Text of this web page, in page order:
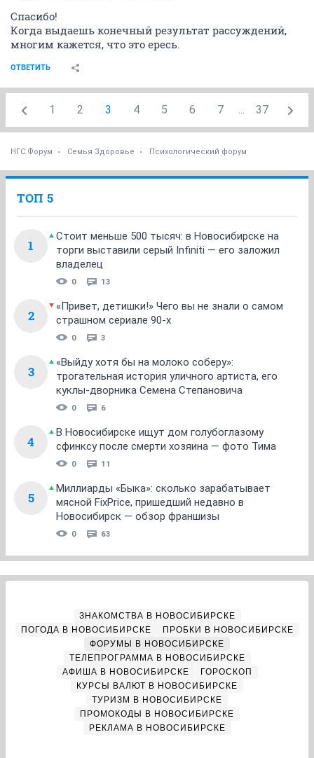
Спасибо!
Когда выдаешь конечный результат рассуждений,
многим кажется, что это ересь.
ОТВЕТИТЬ
1 2 3 4 5 6 7 ... 37
НГС.Форум Семья Здоровье Психологический форум
ТОП 5
1
Стоит меньше 500 тысяч: в Новосибирске на
торги выставили серый Infiniti — его заложил
владелец
0 13
2
«Привет, детишки!» Чего вы не знали о самом
страшном сериале 90-х
0 3
3
«Выйду хотя бы на молоко соберу»:
трогательная история уличного артиста, его
куклы-дворника Семена Степановича
0 6
4
В Новосибирске ищут дом голубоглазому
сфинксу после смерти хозяина — фото Тима
0 11
5
Миллиарды «Быка»: сколько зарабатывает
мясной FixPrice, пришедший недавно в
Новосибирск — обзор франшизы
0 63
ЗНАКОМСТВА В НОВОСИБИРСКЕ
ПОГОДА В НОВОСИБИРСКЕ
ПРОБКИ В НОВОСИБИРСКЕ
ФОРУМЫ В НОВОСИБИРСКЕ
ТЕЛЕПРОГРАММА В НОВОСИБИРСКЕ
АФИША В НОВОСИБИРСКЕ
ГОРОСКОП
КУРСЫ ВАЛЮТ В НОВОСИБИРСКЕ
ТУРИЗМ В НОВОСИБИРСКЕ
ПРОМОКОДЫ В НОВОСИБИРСКЕ
РЕКЛАМА В НОВОСИБИРСКЕ